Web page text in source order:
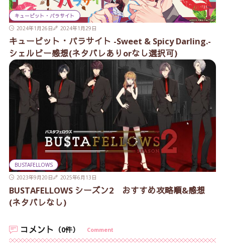
キューピット・パラサイト
2024年1月26日
2024年1月29日
キューピット・パラサイト -Sweet & Spicy Darling.-
シェルビー感想(ネタバレありorなし選択可)
BUSTAFELLOWS
2023年9月20日
2025年6月13日
BUSTAFELLOWS シーズン2 おすすめ攻略順&感想
(ネタバレなし)
コメント （0件） Comment